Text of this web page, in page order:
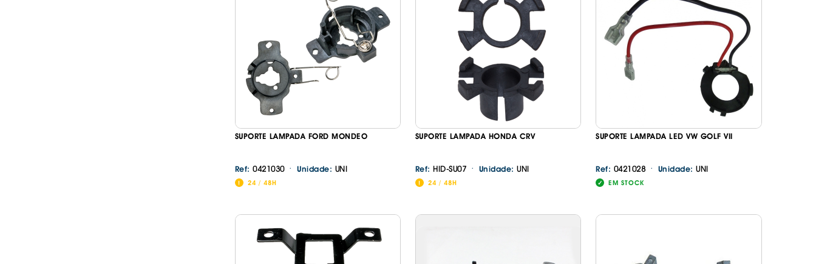
SUPORTE LAMPADA FORD MONDEO
Ref: 0421030 · Unidade: UNI
24 / 48H
SUPORTE LAMPADA HONDA CRV
Ref: HID-SU07 · Unidade:UNI
24 / 48H
SUPORTE LAMPADA LED VW GOLF VII
Ref: 0421028 · Unidade:UNI
EM STOCK